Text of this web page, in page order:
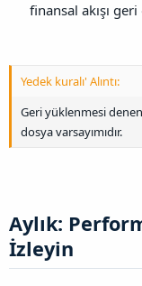
finansal akışı
Yedek kuralı' Alıntı:
Geri yüklenmesi
dosya varsayımıdır.
Aylık:
İzleyin​